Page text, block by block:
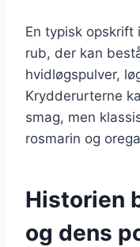
En typisk opskrift
rub, der kan
hvidløgspulver,
Krydderurterne
smag, men
rosmarin og
Historien
og dens